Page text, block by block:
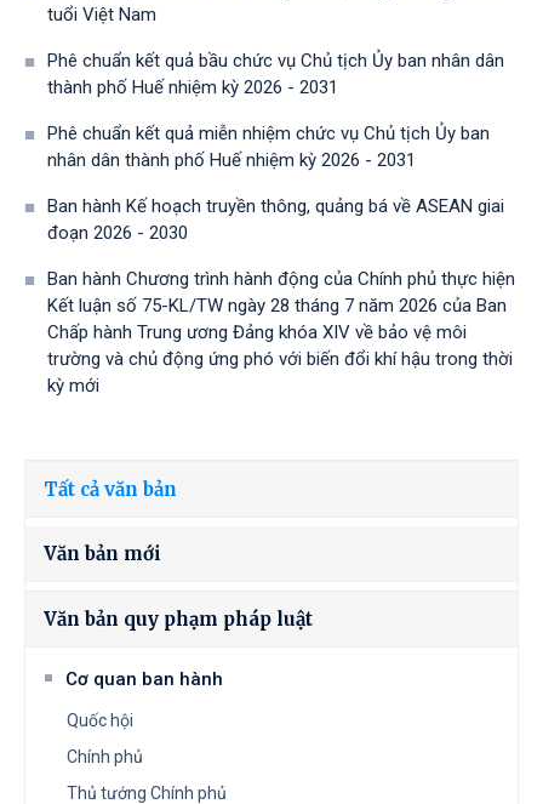
tuổi Việt Nam
Phê chuẩn kết quả bầu chức vụ Chủ tịch Ủy ban nhân dân
thành phố Huế nhiệm kỳ 2026 - 2031
Phê chuẩn kết quả miễn nhiệm chức vụ Chủ tịch Ủy ban
nhân dân thành phố Huế nhiệm kỳ 2026 - 2031
Ban hành Kế hoạch truyền thông, quảng bá về ASEAN giai
đoạn 2026 - 2030
Ban hành Chương trình hành động của Chính phủ thực hiện
Kết luận số 75-KL/TW ngày 28 tháng 7 năm 2026 của Ban
Chấp hành Trung ương Đảng khóa XIV về bảo vệ môi
trường và chủ động ứng phó với biến đổi khí hậu trong thời
kỳ mới
Tất cả văn bản
Văn bản mới
Văn bản quy phạm pháp luật
Cơ quan ban hành
Quốc hội
Chính phủ
Thủ tướng Chính phủ